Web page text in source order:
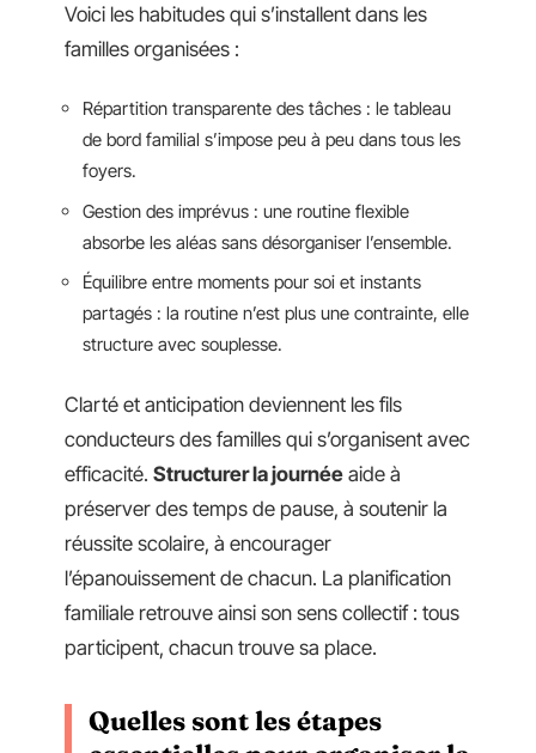
Voici les habitudes qui s’installent dans les
familles organisées :
Répartition transparente des tâches : le tableau
de bord familial s’impose peu à peu dans tous les
foyers.
Gestion des imprévus : une routine flexible
absorbe les aléas sans désorganiser l’ensemble.
Équilibre entre moments pour soi et instants
partagés : la routine n’est plus une contrainte, elle
structure avec souplesse.
Clarté et anticipation deviennent les fils
conducteurs des familles qui s’organisent avec
efficacité. Structurer la journée aide à
préserver des temps de pause, à soutenir la
réussite scolaire, à encourager
l’épanouissement de chacun. La planification
familiale retrouve ainsi son sens collectif : tous
participent, chacun trouve sa place.
Quelles sont les étapes